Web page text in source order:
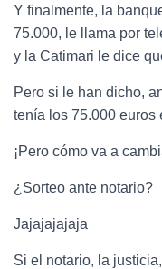
Y finalmente, la
75.000, le llama por
y la Catimari le dice
Pero si le han dicho,
tenía los 75.000 euros
¡Pero cómo va a
¿Sorteo ante notario?
Jajajajajaja
Si el notario, la